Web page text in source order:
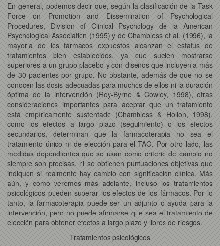
En general, podemos decir que, según la clasificación de la Task
Force on Promotion and Dissemination of Psychological
Procedures, Division of Clinical Psychology de la American
Psychological Association (1995) y de Chambless et al. (1996), la
mayoría de los fármacos expuestos alcanzan el estatus de
tratamientos bien establecidos, ya que suelen mostrarse
superiores a un grupo placebo y con diseños que incluyen a más
de 30 pacientes por grupo. No obstante, además de que no se
conocen las dosis adecuadas para muchos de ellos ni la duración
óptima de la intervención (Roy-Byrne & Cowley, 1998), otras
consideraciones importantes para aceptar que un tratamiento
está empíricamente sustentado (Chambless & Hollon, 1998),
como los efectos a largo plazo (seguimiento) o los efectos
secundarios, determinan que la farmacoterapia no sea el
tratamiento único ni de elección para el TAG. Por otro lado, las
medidas dependientes que se usan como criterio de cambio no
siempre son precisas, ni se obtienen puntuaciones objetivas que
indiquen si realmente hay cambio con significación clínica. Más
aún, y como veremos más adelante, incluso los tratamientos
psicológicos pueden superar los efectos de los fármacos. Por lo
tanto, la farmacoterapia puede ser un adjunto o ayuda para la
intervención, pero no puede afirmarse que sea el tratamiento de
elección para obtener efectos a largo plazo y libres de riesgos.
Tratamientos psicológicos